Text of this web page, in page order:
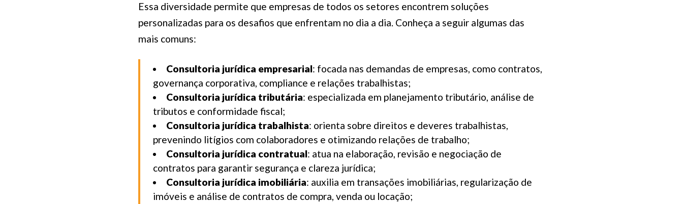
Essa diversidade permite que empresas de todos os setores encontrem soluções
personalizadas para os desafios que enfrentam no dia a dia. Conheça a seguir algumas das
mais comuns:
Consultoria jurídica empresarial: focada nas demandas de empresas, como contratos,
governança corporativa, compliance e relações trabalhistas;
Consultoria jurídica tributária: especializada em planejamento tributário, análise de
tributos e conformidade fiscal;
Consultoria jurídica trabalhista: orienta sobre direitos e deveres trabalhistas,
prevenindo litígios com colaboradores e otimizando relações de trabalho;
Consultoria jurídica contratual: atua na elaboração, revisão e negociação de
contratos para garantir segurança e clareza jurídica;
Consultoria jurídica imobiliária: auxilia em transações imobiliárias, regularização de
imóveis e análise de contratos de compra, venda ou locação;